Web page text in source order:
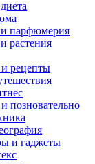
парфюмерия
растения
рецепты
позновательно
и гаджеты